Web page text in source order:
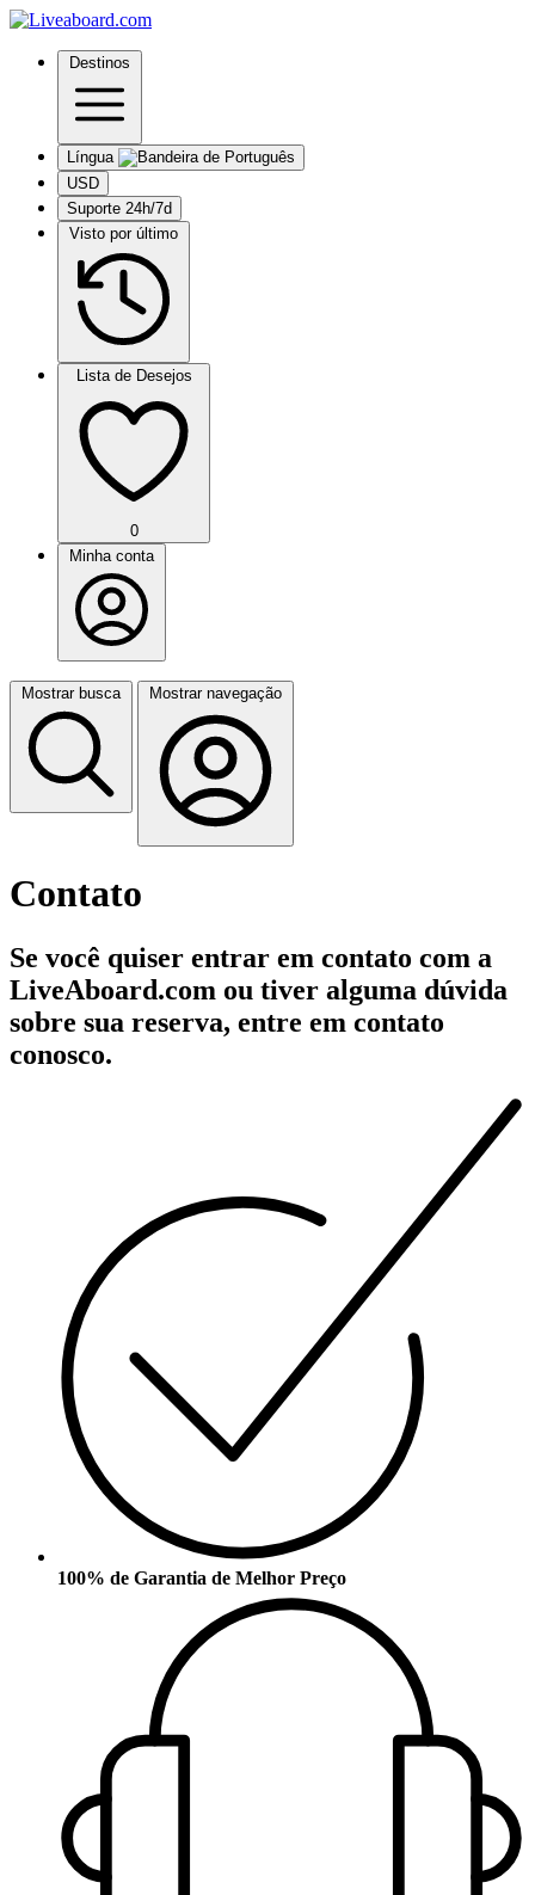
Destinos
Língua
USD
Suporte 24h/7d
Visto por último
Lista de Desejos
0
Minha conta
Mostrar busca Mostrar navegação
Contato
Se você quiser entrar em contato com a
LiveAboard.com ou tiver alguma dúvida
sobre sua reserva, entre em contato
conosco.
100% de Garantia de Melhor Preço